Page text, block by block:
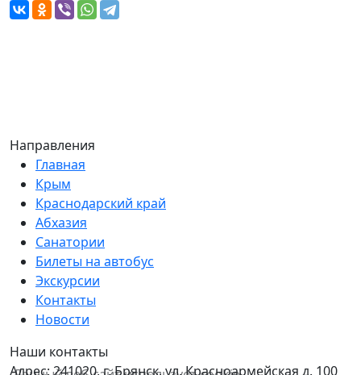
Направления
Главная
Крым
Краснодарский край
Абхазия
Санатории
Билеты на автобус
Экскурсии
Контакты
Новости
Наши контакты
Адрес:241020, г. Брянск, ул. Красноармейская д. 100